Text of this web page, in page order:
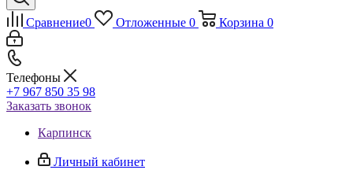
Сравнение0 Отложенные 0 Корзина 0
Телефоны
+7 967 850 35 98
Заказать звонок
Карпинск
Личный кабинет